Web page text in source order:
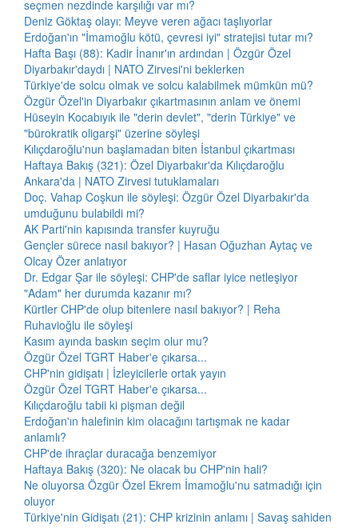
seçmen nezdinde karşılığı var mı?
Deniz Göktaş olayı: Meyve veren ağacı taşlıyorlar
Erdoğan'ın "İmamoğlu kötü, çevresi iyi" stratejisi tutar mı?
Hafta Başı (88): Kadir İnanır'ın ardından | Özgür Özel
Diyarbakır'daydı | NATO Zirvesi'ni beklerken
Türkiye'de solcu olmak ve solcu kalabilmek mümkün mü?
Özgür Özel'in Diyarbakır çıkartmasının anlam ve önemi
Hüseyin Kocabıyık ile "derin devlet", "derin Türkiye" ve
"bürokratik oligarşi" üzerine söyleşi
Kılıçdaroğlu'nun başlamadan biten İstanbul çıkartması
Haftaya Bakış (321): Özel Diyarbakır'da Kılıçdaroğlu
Ankara'da | NATO Zirvesi tutuklamaları
Doç. Vahap Coşkun ile söyleşi: Özgür Özel Diyarbakır'da
umduğunu bulabildi mi?
AK Parti'nin kapısında transfer kuyruğu
Gençler sürece nasıl bakıyor? | Hasan Oğuzhan Aytaç ve
Olcay Özer anlatıyor
Dr. Edgar Şar ile söyleşi: CHP'de saflar iyice netleşiyor
"Adam" her durumda kazanır mı?
Kürtler CHP'de olup bitenlere nasıl bakıyor? | Reha
Ruhavioğlu ile söyleşi
Kasım ayında baskın seçim olur mu?
Özgür Özel TGRT Haber'e çıkarsa...
CHP'nin gidişatı | İzleyicilerle ortak yayın
Özgür Özel TGRT Haber'e çıkarsa...
Kılıçdaroğlu tabii ki pişman değil
Erdoğan'ın halefinin kim olacağını tartışmak ne kadar
anlamlı?
CHP'de ihraçlar duracağa benzemiyor
Haftaya Bakış (320): Ne olacak bu CHP'nin hali?
Ne oluyorsa Özgür Özel Ekrem İmamoğlu'nu satmadığı için
oluyor
Türkiye'nin Gidişatı (21): CHP krizinin anlamı | Savaş sahiden